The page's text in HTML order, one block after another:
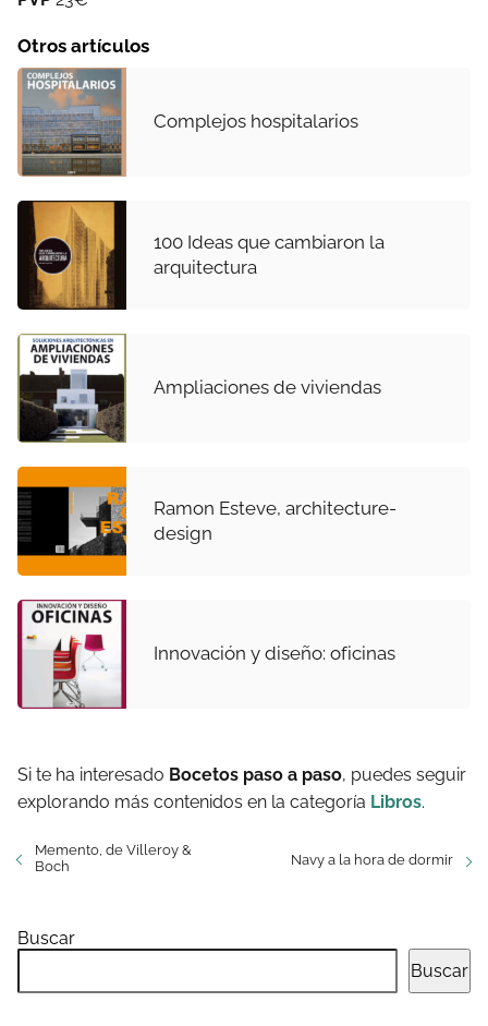
Otros artículos
Complejos hospitalarios
100 Ideas que cambiaron la
arquitectura
Ampliaciones de viviendas
Ramon Esteve, architecture-
design
Innovación y diseño: oficinas
Si te ha interesado Bocetos paso a paso, puedes seguir
explorando más contenidos en la categoría Libros.
Memento, de Villeroy &
Boch
Navy a la hora de dormir
Buscar
Buscar